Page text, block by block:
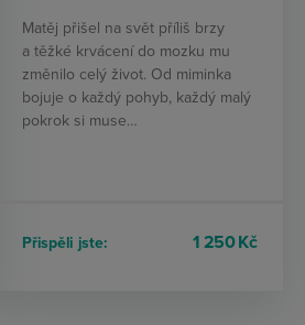
Matěj přišel na svět příliš brzy
a těžké krvácení do mozku mu
změnilo celý život. Od miminka
bojuje o každý pohyb, každý malý
pokrok si muse…
Přispěli jste: 1 250 Kč